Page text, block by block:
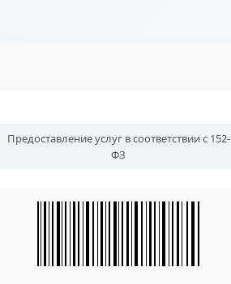
Предоставление услуг в соответствии с 152-
ФЗ